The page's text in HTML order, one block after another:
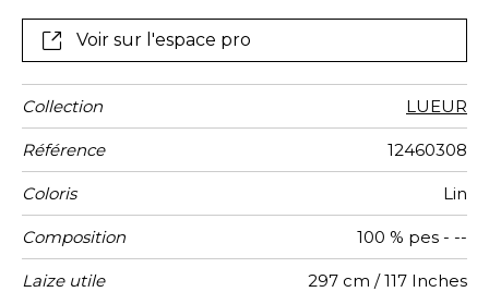
d’un sous-rideau. Le fil chiné utilisé pour les 4 coloris
renforce son aspect naturel, avec un rendu visuel
riche et nuancé, parfaitement adapté aux intérieurs
doux et lumineux
Voir sur l'espace pro
Collection LUEUR
Référence 12460308
Coloris Lin
Composition 100 % pes - --
Laize utile 297 cm / 117 Inches